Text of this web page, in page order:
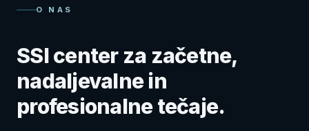
O NAS
SSI center za začetne,
nadaljevalne in
profesionalne tečaje.